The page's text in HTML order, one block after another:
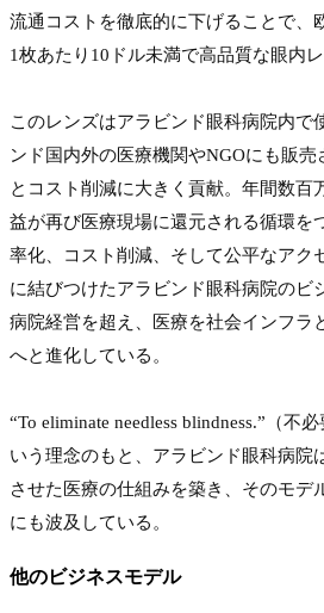
流通コストを徹底的に下げることで、
1枚あたり10ドル未満で高品質な眼内
このレンズはアラビンド眼科病院内で
ンド国内外の医療機関やNGOにも販売
とコスト削減に大きく貢献。年間数百
益が再び医療現場に還元される循環を
率化、コスト削減、そして公平なアク
に結びつけたアラビンド眼科病院のビ
病院経営を超え、医療を社会インフラ
へと進化している。
“To eliminate needless blindness.”（不
いう理念のもと、アラビンド眼科病院
させた医療の仕組みを築き、そのモデ
にも波及している。
他のビジネスモデル